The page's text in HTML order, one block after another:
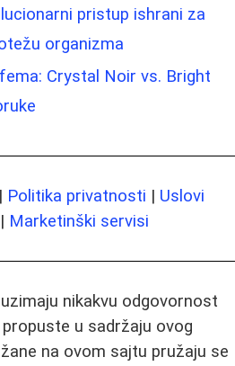
pristup ishrani za
organizma
Crystal Noir vs. Bright
| Politika privatnosti | Uslovi
| Marketinški servisi
nikakvu odgovornost
u sadržaju ovog
na ovom sajtu pružaju se